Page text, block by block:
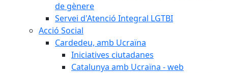
de gènere
Servei d'Atenció Integral LGTBI
Acció Social
Cardedeu, amb Ucraïna
Iniciatives ciutadanes
Catalunya amb Ucraïna - web